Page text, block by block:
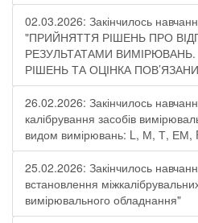
02.03.2026: Закінчилось
"ПРИЙНЯТТЯ РІШЕНЬ ПРО
РЕЗУЛЬТАТАМИ
РІШЕНЬ ТА ОЦІНКА
26.02.2026: Закінчилось
калібрування засобів
видом вимірювань: L, М, Т, ЕМ,
25.02.2026: Закінчилось
встановлення
вимірювального обладнання"